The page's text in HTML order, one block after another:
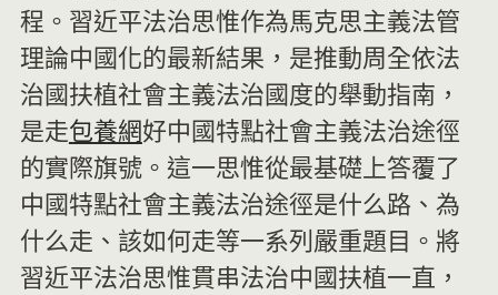
程。習近平法治思惟作為馬克思主義法管
理論中國化的最新結果，是推動周全依法
治國扶植社會主義法治國度的舉動指南，
是走包養網好中國特點社會主義法治途徑
的實際旗號。這一思惟從最基礎上答覆了
中國特點社會主義法治途徑是什么路、為
什么走、該如何走等一系列嚴重題目。將
習近平法治思惟貫串法治中國扶植一直，